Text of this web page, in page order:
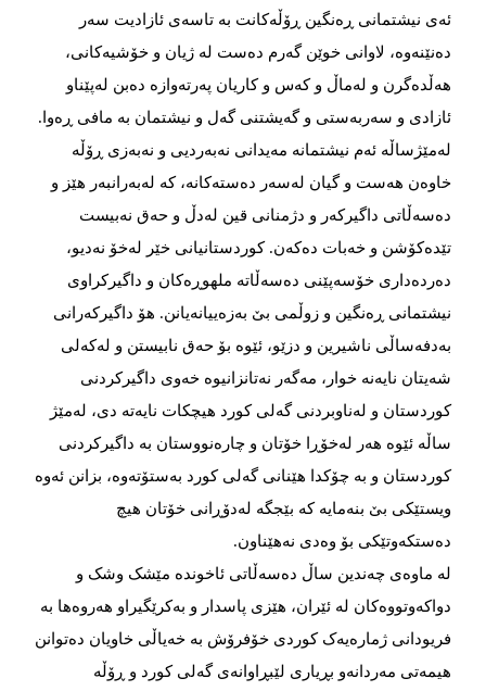
ئەی نیشتمانی ڕەنگین ڕۆڵەكانت بە تاسەی ئازادیت سەر
دەنێنەوە، لاوانی خوێن گەرم دەست لە ژیان و خۆشیەكانی،
هەڵدەگرن و لەماڵ و كەس و كاریان پەرتەوازە دەبن لەپێناو
ئازادی و سەربەستی و گەیشتنی گەل و نیشتمان بە مافی ڕەوا.
لەمێژساڵە ئەم نیشتمانە مەیدانی نەبەردیی و نەبەزی ڕۆڵە
خاوەن هەست و گیان لەسەر دەستەكانە، كە لەبەرانبەر هێز و
دەسەڵاتی داگیركەر و دژمنانی قین لەدڵ و حەق نەبیست
تێدەكۆشن و خەبات دەكەن. كوردستانیانی خێر لەخۆ نەدیو،
دەردەداری خۆسەپێنی دەسەڵاتە ملهوڕەكان و داگیركراوی
نیشتمانی ڕەنگین و زوڵمی بێ‌ بەزەییانەیانن. هۆ داگیركەرانی
بەدفەساڵی ناشیرین و دزێو، ئێوە بۆ حەق نابیستن و لەكەلی
شەیتان نایەنە خوار، مەگەر نەتانزانیوە خەوی داگیركردنی
كوردستان و لەناوبردنی گەلی كورد هیچكات نایەتە دی، لەمێژ
ساڵە ئێوە هەر لەخۆڕا خۆتان و چارەنووستان بە داگیركردنی
كوردستان و بە چۆكدا هێنانی گەلی كورد بەستۆتەوە، بزانن ئەوە
ویستێكی بێ بنەمایه‌ كە بێجگە لەدۆڕانی خۆتان هیچ
دەستكەوتێكی بۆ وەدی نەهێناون.
لە ماوەی چەندین ساڵ دەسەڵاتی ئاخوندە مێشک وشک و
دواكەوتووەكان لە ئێران، هێزی پاسدار و بەكرێگیراو هەروەها بە
فریودانی ژمارەیەک كوردی خۆفرۆش بە خەیاڵی خاویان دەتوانن
هیمەتی مەردانەو بڕیاری لێبڕاوانەی گەلی كورد و ڕۆڵە